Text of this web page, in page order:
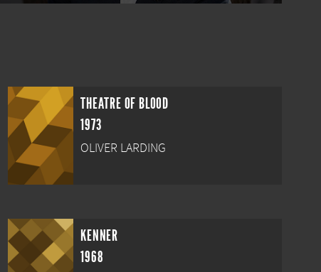
THEATRE OF BLOOD
1973
OLIVER LARDING
KENNER
1968